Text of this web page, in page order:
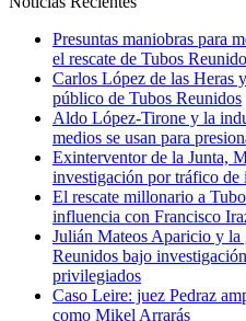
Presuntas maniobras para
el rescate de Tubos
Carlos López de las Heras
público de Tubos Reunidos
Aldo López-Tirone y la
medios se usan para
Exinterventor de la Junta,
investigación por tráfico de
El rescate millonario a
influencia con Francisco
Julián Mateos Aparicio y la
Reunidos bajo
privilegiados
Caso Leire: juez Pedraz
como Mikel Arrarás